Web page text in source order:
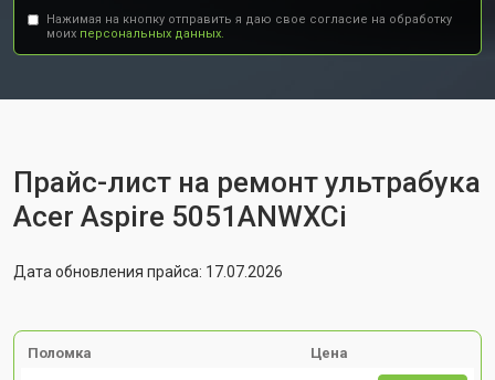
Нажимая на кнопку отправить я даю свое согласие на обработку
моих персональных данных.
Прайс-лист на ремонт ультрабука
Acer Aspire 5051ANWXCi
Дата обновления прайса: 17.07.2026
Поломка Цена